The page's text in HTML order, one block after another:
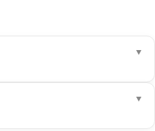
▼
▼